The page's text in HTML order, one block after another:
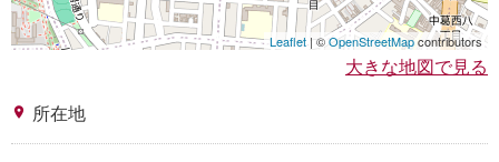
Leaflet | ©OpenStreetMapcontributors
大きな地図で見る
place 所在地